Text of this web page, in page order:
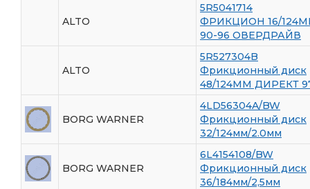
ALTO
5R5041714
ФРИКЦИОН 16/
90-96 ОВЕРДРАЙВ
ALTO
5R527304B
Фрикционный диск
48/124ММ ДИРЕКТ
BORG WARNER
4LD56304A/BW
Фрикционный диск
32/124мм/2.0мм
BORG WARNER
6L4154108/BW
Фрикционный диск
36/184мм/2,5мм